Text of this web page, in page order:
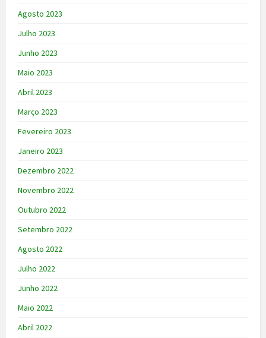
Agosto 2023
Julho 2023
Junho 2023
Maio 2023
Abril 2023
Março 2023
Fevereiro 2023
Janeiro 2023
Dezembro 2022
Novembro 2022
Outubro 2022
Setembro 2022
Agosto 2022
Julho 2022
Junho 2022
Maio 2022
Abril 2022